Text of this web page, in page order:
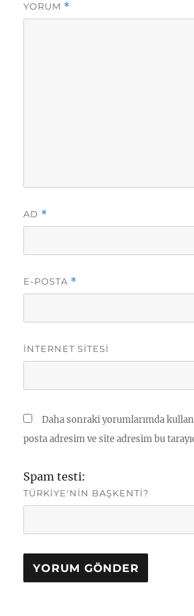
YORUM *
AD *
E-POSTA *
İNTERNET SITESI
Daha sonraki yorumlarımda
posta adresim ve site adresim bu
Spam testi:
TÜRKIYE'NIN BAŞKENTI?